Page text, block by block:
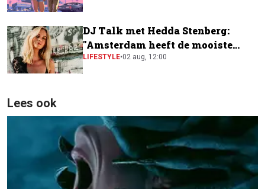
DJ Talk met Hedda Stenberg:
"Amsterdam heeft de mooiste
festivalscene van Europa"
LIFESTYLE•02 aug, 12:00
Lees ook